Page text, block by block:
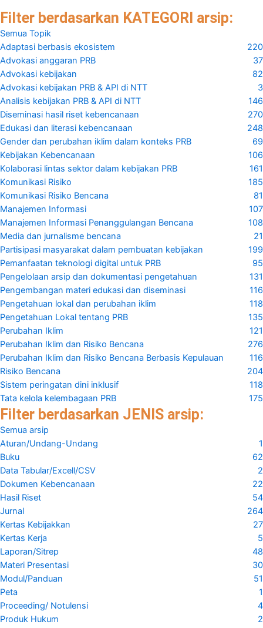
Filter berdasarkan KATEGORI arsip:
Semua Topik
Adaptasi berbasis ekosistem
220
Advokasi anggaran PRB
37
Advokasi kebijakan
82
Advokasi kebijakan PRB & API di NTT
3
Analisis kebijakan PRB & API di NTT
146
Diseminasi hasil riset kebencanaan
270
Edukasi dan literasi kebencanaan
248
Gender dan perubahan iklim dalam konteks PRB
69
Kebijakan Kebencanaan
106
Kolaborasi lintas sektor dalam kebijakan PRB
161
Komunikasi Risiko
185
Komunikasi Risiko Bencana
81
Manajemen Informasi
107
Manajemen Informasi Penanggulangan Bencana
108
Media dan jurnalisme bencana
21
Partisipasi masyarakat dalam pembuatan kebijakan
199
Pemanfaatan teknologi digital untuk PRB
95
Pengelolaan arsip dan dokumentasi pengetahuan
131
Pengembangan materi edukasi dan diseminasi
116
Pengetahuan lokal dan perubahan iklim
118
Pengetahuan Lokal tentang PRB
135
Perubahan Iklim
121
Perubahan Iklim dan Risiko Bencana
276
Perubahan Iklim dan Risiko Bencana Berbasis Kepulauan
116
Risiko Bencana
204
Sistem peringatan dini inklusif
118
Tata kelola kelembagaan PRB
175
Filter berdasarkan JENIS arsip:
Semua arsip
Aturan/Undang-Undang
1
Buku
62
Data Tabular/Excell/CSV
2
Dokumen Kebencanaan
22
Hasil Riset
54
Jurnal
264
Kertas Kebijakkan
27
Kertas Kerja
5
Laporan/Sitrep
48
Materi Presentasi
30
Modul/Panduan
51
Peta
1
Proceeding/ Notulensi
4
Produk Hukum
2